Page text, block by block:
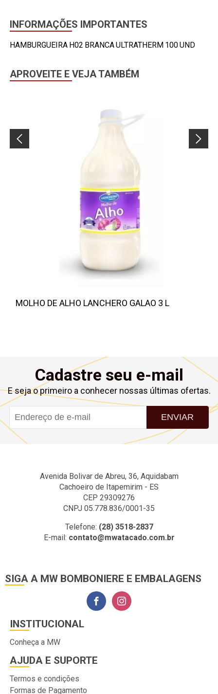
INFORMAÇÕES IMPORTANTES
HAMBURGUEIRA H02 BRANCA ULTRATHERM 100 UND
APROVEITE E VEJA TAMBÉM
MOLHO DE ALHO LANCHERO GALAO 3 L
Cadastre seu e-mail
E seja o primeiro a conhecer nossas últimas ofertas.
ENVIAR
Avenida Bolivar de Abreu, 36, Aquidabam
Cachoeiro de Itapemirim - ES
CEP 29309276
CNPJ 05.778.836/0001-35
Telefone: (28) 3518-2837
E-mail: contato@mwatacado.com.br
SIGA A MW BOMBONIERE E EMBALAGENS
INSTITUCIONAL
Conheça a MW
AJUDA E SUPORTE
Termos e condições
Formas de Pagamento